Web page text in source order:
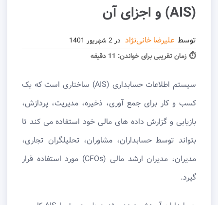
(AIS) و اجزای آن
توسط علیرضا خانی‌نژاد در
⏱ زمان تقریبی برای خواندن: 11 دقیقه
سیستم اطلاعات حسابداری (AIS) ساختاری است که یک
کسب ‌و کار برای جمع ‌آوری، ذخیره، مدیریت، پردازش،
بازیابی و گزارش داده ‌های مالی خود استفاده می ‌کند تا
بتواند توسط حسابداران، مشاوران، تحلیلگران تجاری،
مدیران، مدیران ارشد مالی (CFOs) مورد استفاده قرار
گیرد.